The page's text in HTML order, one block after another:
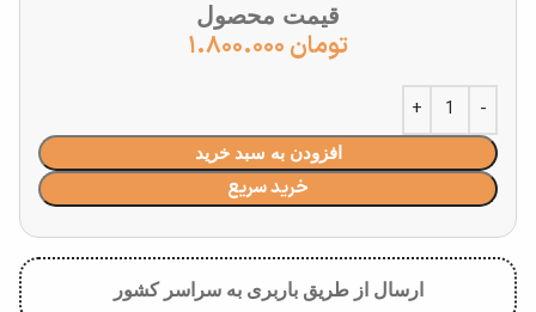
قیمت محصول
تومان
افزودن به سبد خرید
خرید سریع
ارسال از طریق باربری به سراسر کشور